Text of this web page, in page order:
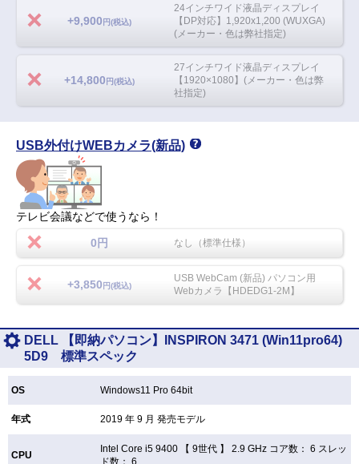
+9,900 円(税込)
24インチワイド液晶ディスプレイ
【DP対応】1,920x1,200 (WUXGA)
(メーカー・色は弊社指定)
+14,800 円(税込)
27インチワイド液晶ディスプレイ
【1920×1080】(メーカー・色は弊
社指定)
USB外付けWEBカメラ(新品)
テレビ会議などで使うなら！
0円 なし（標準仕様）
+3,850 円(税込)
USB WebCam (新品) パソコン用
Webカメラ【HDEDG1-2M】
DELL 【即納パソコン】INSPIRON 3471 (Win11pro64)
5D9 標準スペック
OS Windows11 Pro 64bit
年式 2019 年 9 月 発売モデル
CPU
Intel Core i5 9400 【9世代 】 2.9 GHz コア数： 6 スレッ
ド数： 6